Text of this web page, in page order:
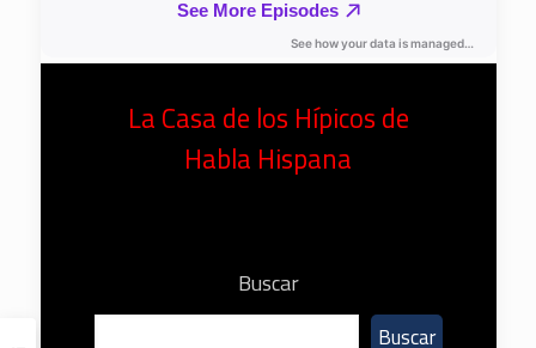
La Casa de los Hípicos de
Habla Hispana
Buscar
Buscar